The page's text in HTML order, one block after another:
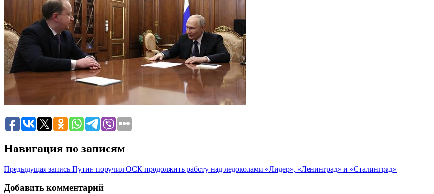
Навигация по записям
Предыдущая запись Путин поручил ОСК продолжить работу над ледоколами «Лидер», «Ленинград» и «Сталинград»
Добавить комментарий